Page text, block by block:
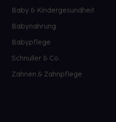
Baby & Kindergesundheit
Babynahrung
Babypflege
Schnuller & Co.
Zahnen & Zahnpflege